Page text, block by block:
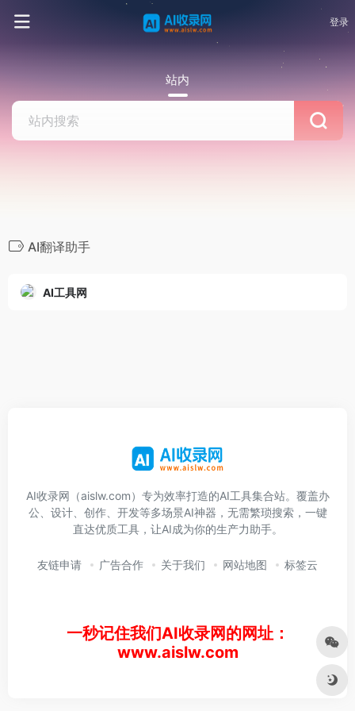
登录
站内
AI翻译助手
AI工具网
AI收录网（aislw.com）专为效率打造的AI工具集合站。覆盖办
公、设计、创作、开发等多场景AI神器，无需繁琐搜索，一键
直达优质工具，让AI成为你的生产力助手。
友链申请 广告合作 关于我们 网站地图 标签云
一秒记住我们AI收录网的网址：
www.aislw.com